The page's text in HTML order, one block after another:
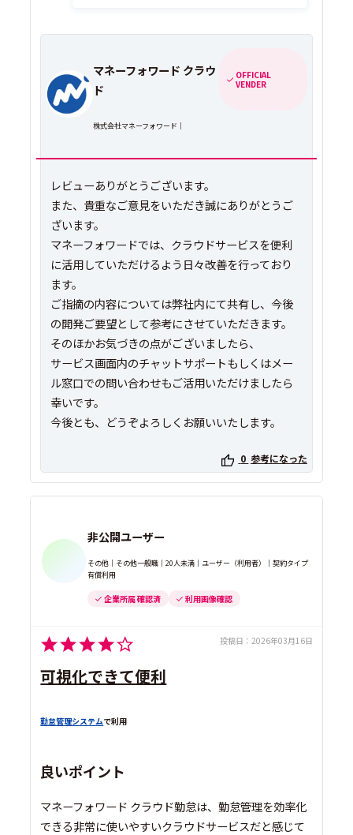
マネーフォワード クラウ
ド
OFFICIAL
VENDER
株式会社マネーフォワード｜
レビューありがとうございます。
また、貴重なご意見をいただき誠にありがとうご
ざいます。
マネーフォワードでは、クラウドサービスを便利
に活用していただけるよう日々改善を行っており
ます。
ご指摘の内容については弊社内にて共有し、今後
の開発ご要望として参考にさせていただきます。
そのほかお気づきの点がございましたら、
サービス画面内のチャットサポートもしくはメー
ル窓口での問い合わせもご活用いただけましたら
幸いです。
今後とも、どうぞよろしくお願いいたします。
0 参考になった
非公開ユーザー
その他｜その他一般職｜20人未満｜ユーザー（利用者）｜契約タイプ
有償利用
企業所属 確認済 利用画像確認
投稿日： 2026年03月16日
可視化できて便利
勤怠管理システムで利用
良いポイント
マネーフォワード クラウド勤怠は、勤怠管理を効率化
できる非常に使いやすいクラウドサービスだと感じて